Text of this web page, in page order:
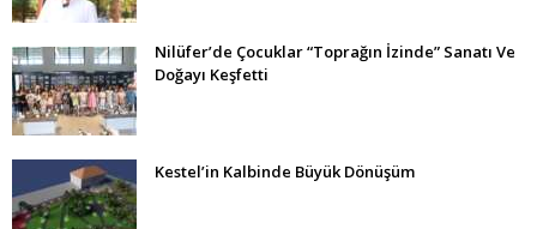
Nilüfer’de Çocuklar “Toprağın İzinde” Sanatı Ve
Doğayı Keşfetti
Kestel’in Kalbinde Büyük Dönüşüm